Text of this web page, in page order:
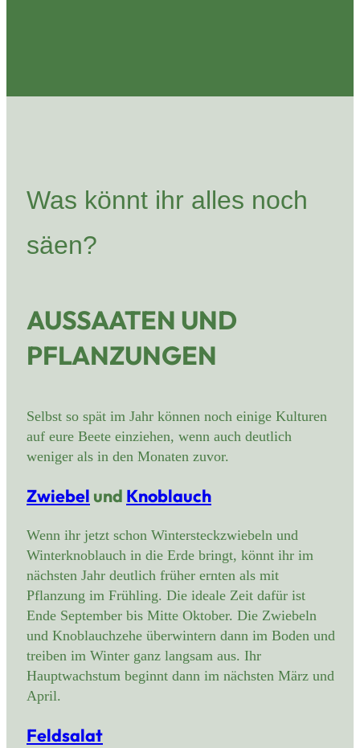
Was könnt ihr alles noch
säen?
AUSSAATEN UND
PFLANZUNGEN
Selbst so spät im Jahr können noch einige Kulturen
auf eure Beete einziehen, wenn auch deutlich
weniger als in den Monaten zuvor.
Zwiebel und Knoblauch
Wenn ihr jetzt schon Wintersteckzwiebeln und
Winterknoblauch in die Erde bringt, könnt ihr im
nächsten Jahr deutlich früher ernten als mit
Pflanzung im Frühling. Die ideale Zeit dafür ist
Ende September bis Mitte Oktober. Die Zwiebeln
und Knoblauchzehe überwintern dann im Boden und
treiben im Winter ganz langsam aus. Ihr
Hauptwachstum beginnt dann im nächsten März und
April.
Feldsalat